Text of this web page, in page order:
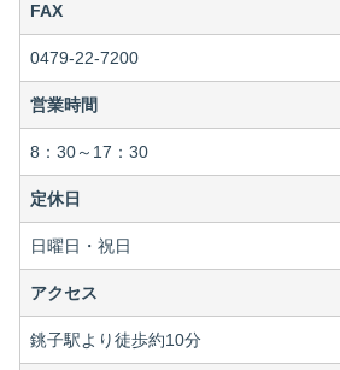
FAX
0479-22-7200
営業時間
8：30～17：30
定休日
日曜日・祝日
アクセス
銚子駅より徒歩約10分